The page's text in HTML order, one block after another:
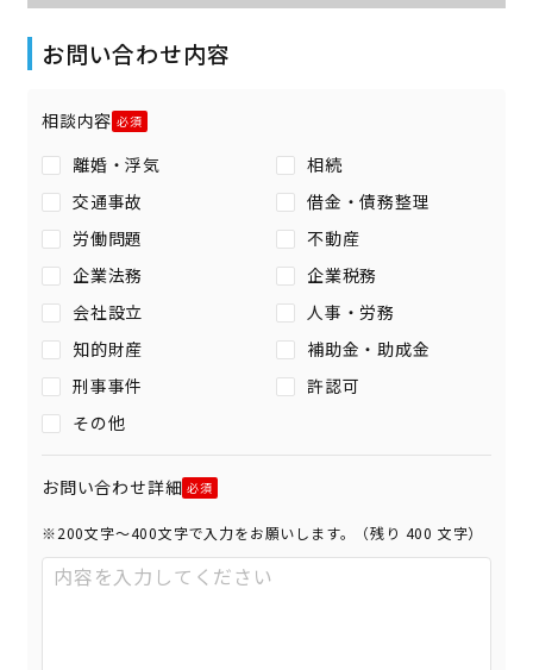
お問い合わせ内容
相談内容
離婚・浮気
相続
交通事故
借金・債務整理
労働問題
不動産
企業法務
企業税務
会社設立
人事・労務
知的財産
補助金・助成金
刑事事件
許認可
その他
お問い合わせ詳細
※200文字〜400文字で入力をお願いします。（残り 400 文字）